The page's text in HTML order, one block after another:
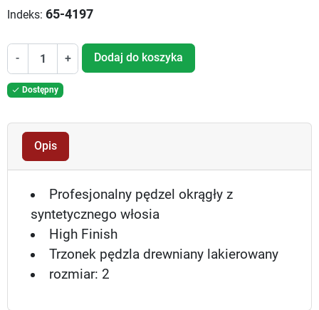
Indeks: 65-4197
- + Dodaj do koszyka
 Dostępny
Opis
Profesjonalny pędzel okrągły z
syntetycznego włosia
High Finish
Trzonek pędzla drewniany lakierowany
rozmiar: 2